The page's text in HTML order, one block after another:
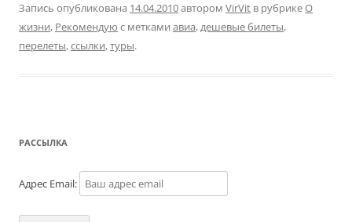
Запись опубликована 14.04.2010автором VirVit в рубрикеО
жизни, Рекомендую с метками авиа,дешевые билеты,
перелеты,ссылки,туры.
РАССЫЛКА
Адрес Email: